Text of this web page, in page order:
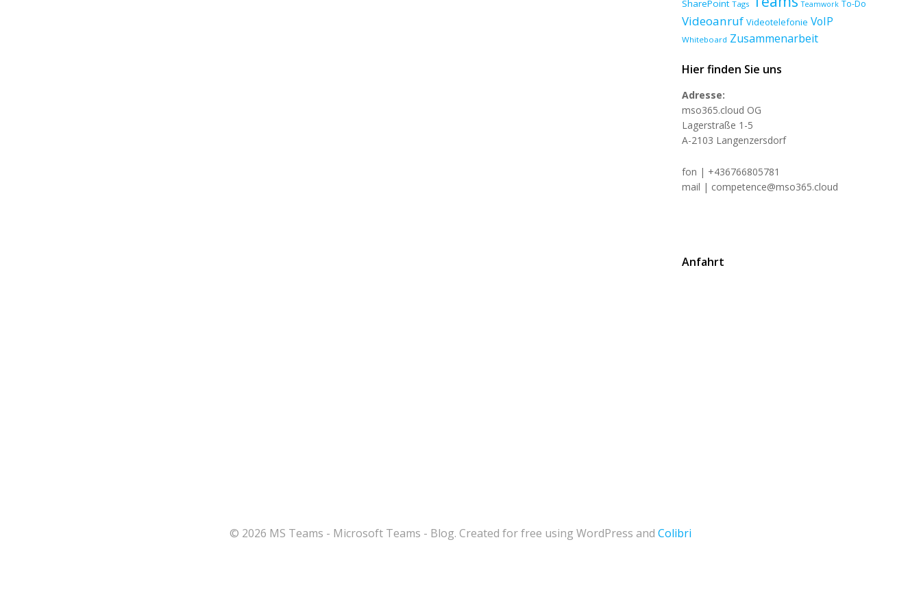
SharePoint Tags Teamwork To-Do
Videoanruf Videotelefonie VoIP
Whiteboard Zusammenarbeit
Hier finden Sie uns
Adresse:
mso365.cloud OG
Lagerstraße 1-5
A-2103 Langenzersdorf
fon | +436766805781
mail | competence@mso365.cloud
Anfahrt
© 2026 MS Teams - Microsoft Teams - Blog. Created for free using WordPress and Colibri